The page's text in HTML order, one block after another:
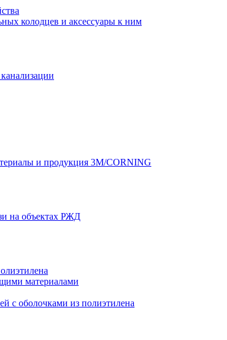
колодцев и аксессуары к ним
и продукция 3M/CORNING
на объектах РЖД
материалами
с оболочками из полиэтилена